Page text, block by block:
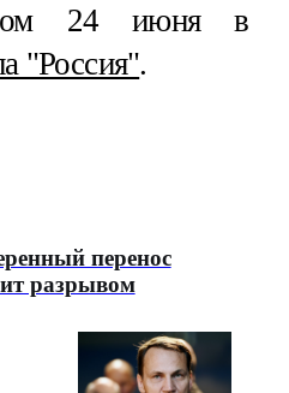
24 июня в
"Россия".
перенос
разрывом